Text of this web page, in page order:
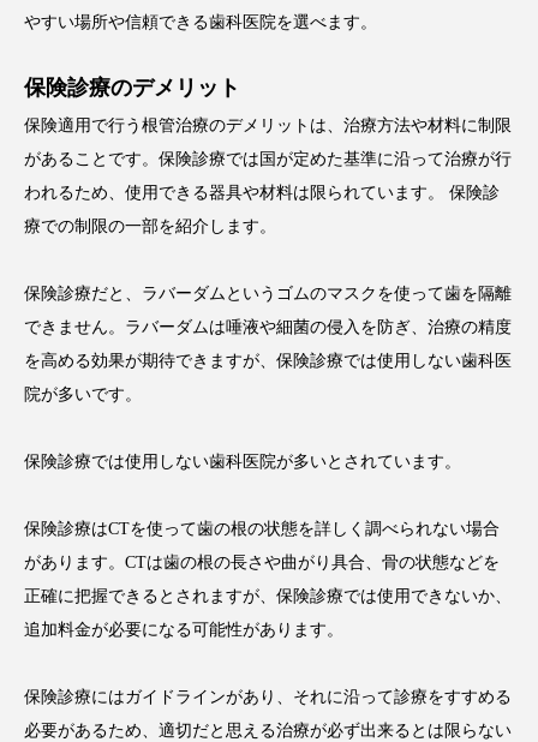
やすい場所や信頼できる歯科医院を選べます。
保険診療のデメリット
保険適用で行う根管治療のデメリットは、治療方法や材料に制限
があることです。保険診療では国が定めた基準に沿って治療が行
われるため、使用できる器具や材料は限られています。 保険診
療での制限の一部を紹介します。
保険診療だと、ラバーダムというゴムのマスクを使って歯を隔離
できません。ラバーダムは唾液や細菌の侵入を防ぎ、治療の精度
を高める効果が期待できますが、保険診療では使用しない歯科医
院が多いです。
保険診療では使用しない歯科医院が多いとされています。
保険診療はCTを使って歯の根の状態を詳しく調べられない場合
があります。CTは歯の根の長さや曲がり具合、骨の状態などを
正確に把握できるとされますが、保険診療では使用できないか、
追加料金が必要になる可能性があります。
保険診療にはガイドラインがあり、それに沿って診療をすすめる
必要があるため、適切だと思える治療が必ず出来るとは限らない